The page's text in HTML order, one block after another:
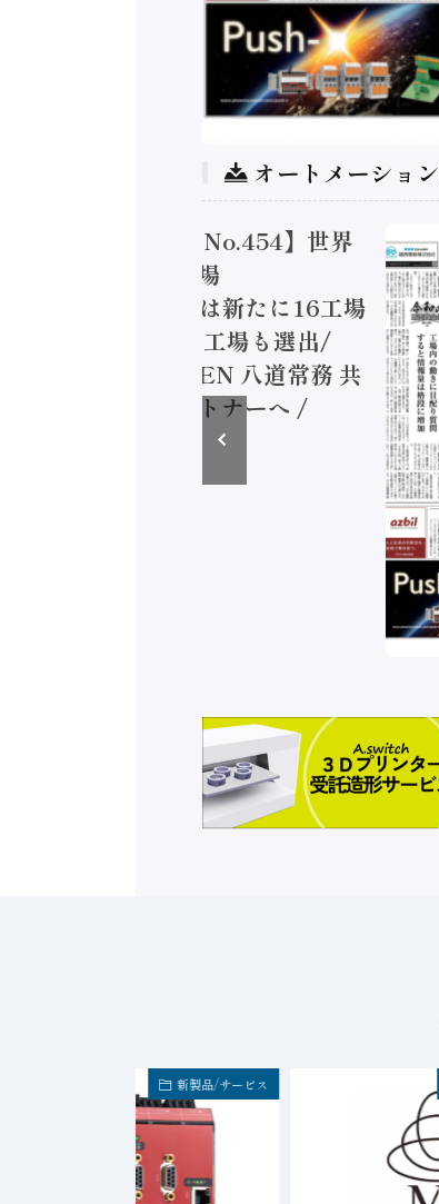
オートメーショ
トメーション新聞 No.453】フィ
AI本格化へ 国産AI開発や社会実
発な動き Noetra、富士通、日立 /
備 × HMS、老舗ポンプメーカー
データ活用 など（2026年7月22日
イベント・セミナー